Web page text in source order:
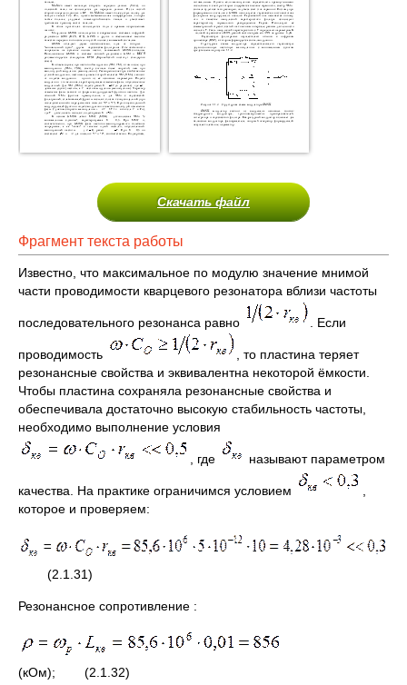
Скачать файл
Фрагмент текста работы
Известно, что максимальное по модулю значение мнимой
части проводимости кварцевого резонатора вблизи частоты
последовательного резонанса равно . Если
проводимость
, то пластина теряет
резонансные свойства и эквивалентна некоторой ёмкости.
Чтобы пластина сохраняла резонансные свойства и
обеспечивала достаточно высокую стабильность частоты,
необходимо выполнение условия
, где называют параметром
качества. На практике ограничимся условием
которое и проверяем:
(2.1.31)
Резонансное сопротивление :
(кОм); (2.1.32)